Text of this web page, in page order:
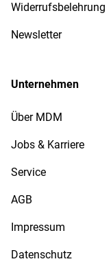
Widerrufsbelehrung
Newsletter
Unternehmen
Über MDM
Jobs & Karriere
Service
AGB
Impressum
Datenschutz